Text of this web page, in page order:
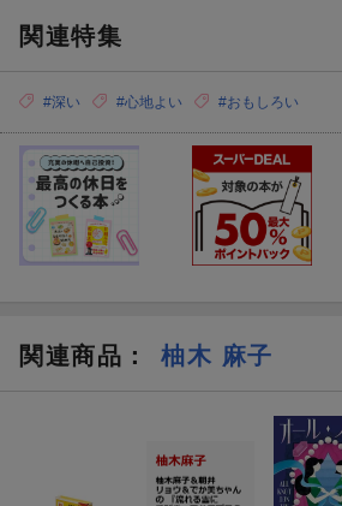
関連特集
#深い #心地よい #おもしろい
関連商品 ： 柚木 麻子